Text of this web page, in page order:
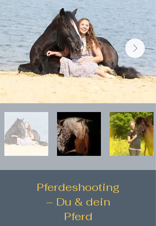
Pferdeshooting
– Du & dein
Pferd